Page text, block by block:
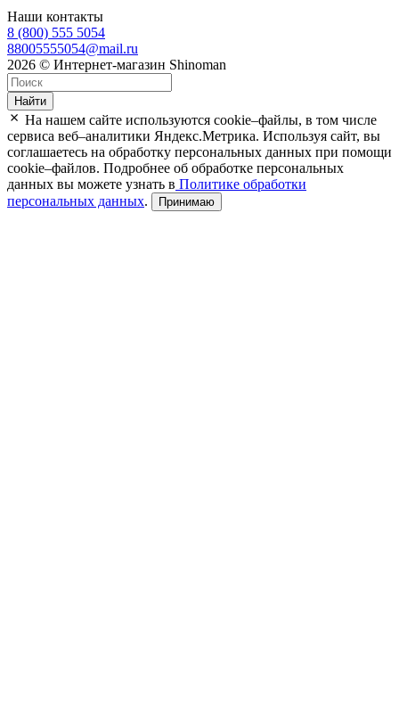
Наши контакты
8 (800) 555 5054
88005555054@mail.ru
2026 © Интернет-магазин Shinoman
Найти
На нашем сайте используются cookie–файлы, в том числе
сервиса веб–аналитики Яндекс.Метрика. Используя сайт, вы
соглашаетесь на обработку персональных данных при помощи
cookie–файлов. Подробнее об обработке персональных
данных вы можете узнать в Политике обработки
персональных данных. Принимаю